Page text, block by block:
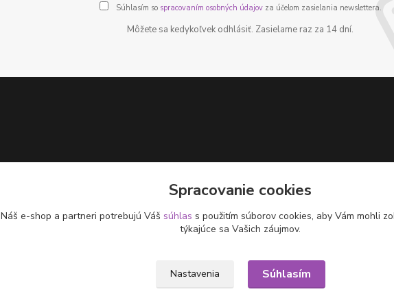
Súhlasím so spracovaním osobných údajovza účelom zasielania newslettera.
Môžete sa kedykoľvek odhlásiť. Zasielame raz za 14 dní.
Spracovanie cookies
Náš e-shop a partneri potrebujú Váš súhlas s použitím súborov cookies, aby Vám mohli
týkajúce sa Vašich záujmov.
Nastavenia Súhlasím